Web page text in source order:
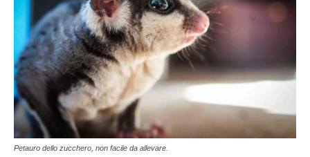
Petauro dello zucchero, non facile da allevare.